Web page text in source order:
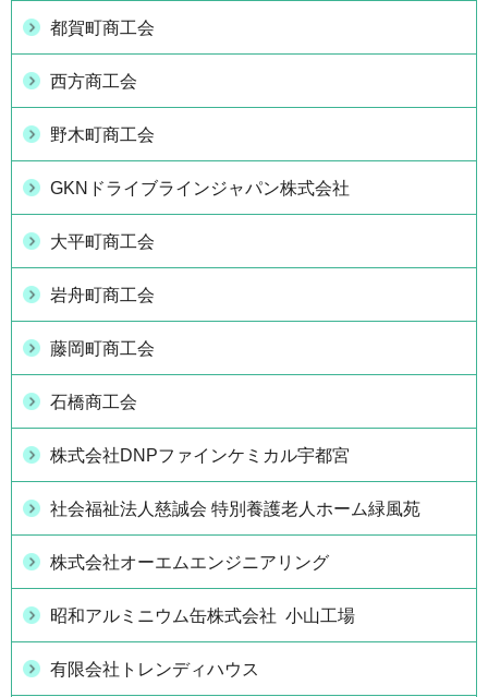
都賀町商工会
西方商工会
野木町商工会
GKNドライブラインジャパン株式会社
大平町商工会
岩舟町商工会
藤岡町商工会
石橋商工会
株式会社DNPファインケミカル宇都宮
社会福祉法人慈誠会 特別養護老人ホーム緑風苑
株式会社オーエムエンジニアリング
昭和アルミニウム缶株式会社 小山工場
有限会社トレンディハウス